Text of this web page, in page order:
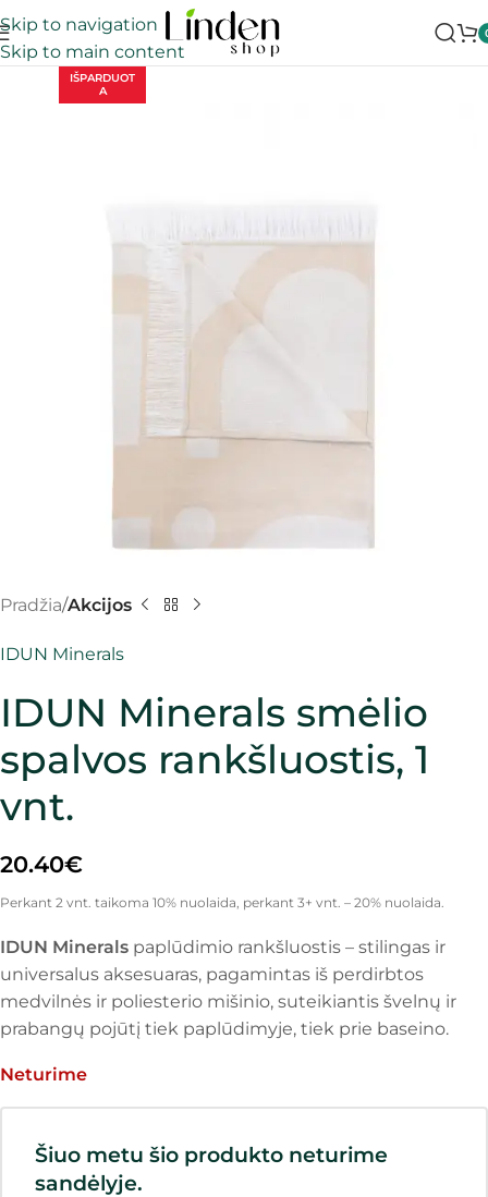
Skip to navigation
Skip to main content
IŠPARDUOT
A
Pradžia Akcijos
IDUN Minerals
IDUN Minerals smėlio
spalvos rankšluostis, 1
vnt.
20.40€
Perkant 2 vnt. taikoma 10% nuolaida, perkant 3+ vnt. – 20% nuolaida.
IDUN Minerals paplūdimio rankšluostis – stilingas ir
universalus aksesuaras, pagamintas iš perdirbtos
medvilnės ir poliesterio mišinio, suteikiantis švelnų ir
prabangų pojūtį tiek paplūdimyje, tiek prie baseino.
Neturime
Šiuo metu šio produkto neturime
sandėlyje.